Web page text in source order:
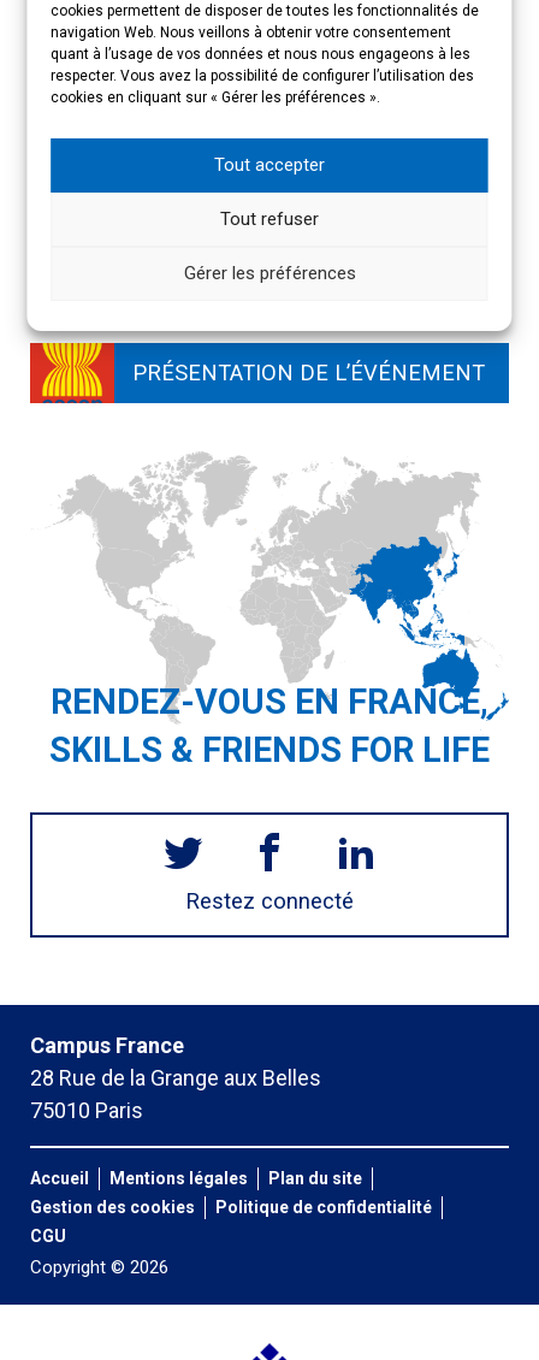
cookies permettent de disposer de toutes les fonctionnalités de
navigation Web. Nous veillons à obtenir votre consentement
quant à l’usage de vos données et nous nous engageons à les
respecter. Vous avez la possibilité de configurer l’utilisation des
cookies en cliquant sur « Gérer les préférences ».
Tout accepter
Tout refuser
Gérer les préférences
INDE
CHINE – PHD
CHINE – ART
PHILIPPINES 2025
PRÉSENTATION DE L’ÉVÉNEMENT
RENDEZ-VOUS EN FRANCE,
SKILLS & FRIENDS FOR LIFE
Restez connecté
Accueil Mentions légales
Plan du site
Gestion des cookies
Politique de confidentialité
CGU
Copyright © 2026
Campus France
28 Rue de la Grange aux Belles
75010 Paris